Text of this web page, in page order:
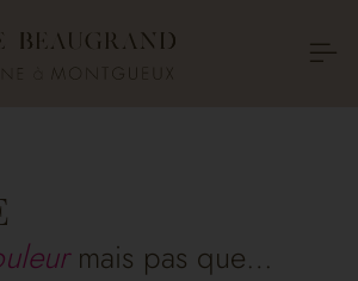
mais pas que…